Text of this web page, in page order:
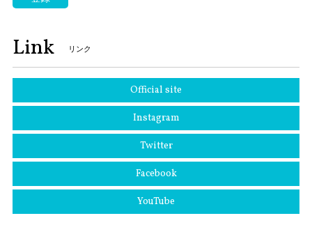
Link リンク
Official site
Instagram
Twitter
Facebook
YouTube